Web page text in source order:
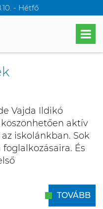
- Hétfő
Vajda Ildikó
aktív
iskolánkban. Sok
És
TOVÁBB